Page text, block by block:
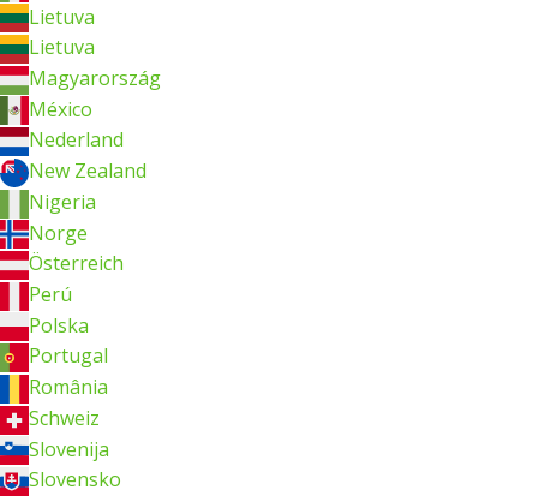
Lietuva
Lietuva
Magyarország
México
Nederland
New Zealand
Nigeria
Norge
Österreich
Perú
Polska
Portugal
România
Schweiz
Slovenija
Slovensko